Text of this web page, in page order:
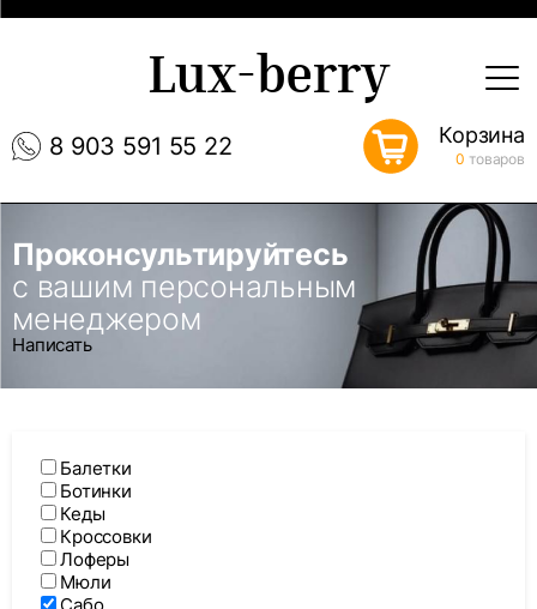
8 903 591 55 22
Lux-berry
Корзина
0 товаров
Проконсультируйтесь
с вашим персональным
менеджером
Написать
Балетки
Ботинки
Кеды
Кроссовки
Лоферы
Мюли